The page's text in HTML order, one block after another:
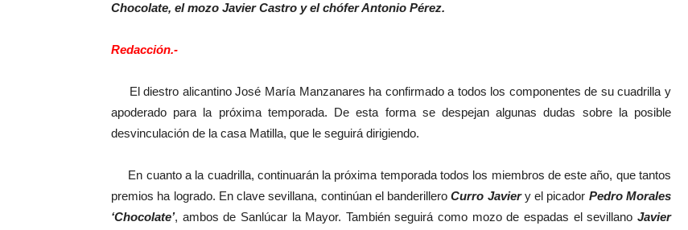
Chocolate, el mozo Javier Castro y el chófer Antonio Pérez.
Redacción.-
El diestro alicantino José María Manzanares ha confirmado a todos los componentes de su cuadrilla y
apoderado para la próxima temporada. De esta forma se despejan algunas dudas sobre la posible
desvinculación de la casa Matilla, que le seguirá dirigiendo.
En cuanto a la cuadrilla, continuarán la próxima temporada todos los miembros de este año, que tantos
premios ha logrado. En clave sevillana, continúan el banderilleroCurro Javiery el picador Pedro Morales
‘Chocolate’, ambos de Sanlúcar la Mayor. También seguirá como mozo de espadas el sevillano Javier